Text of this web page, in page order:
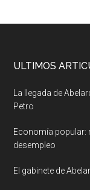
ULTIMOS
La llegada de
Petro
Economía popular:
desempleo
El gabinete de